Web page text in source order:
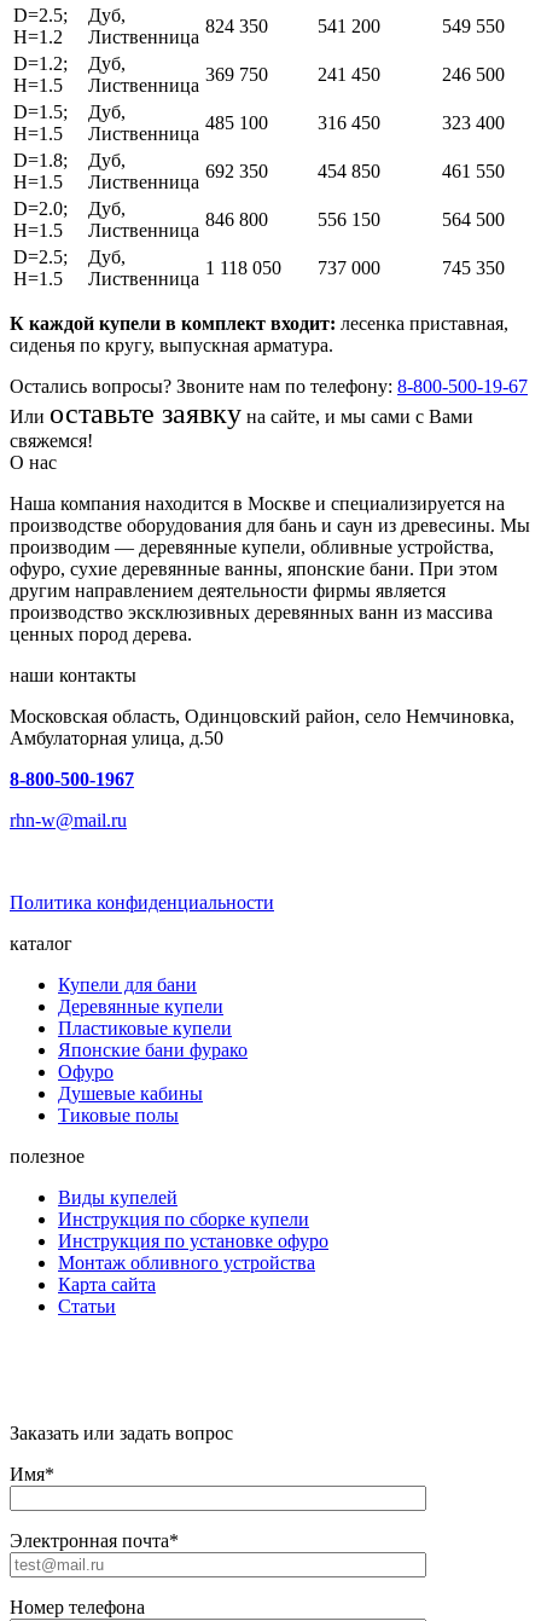
D=2.5;
H=1.2
Дуб,
Лиственница
824 350 541 200
549 550
D=1.2;
H=1.5
Дуб,
Лиственница
369 750 241 450
246 500
D=1.5;
H=1.5
Дуб,
Лиственница
485 100 316 450
323 400
D=1.8;
H=1.5
Дуб,
Лиственница
692 350 454 850
461 550
D=2.0;
H=1.5
Дуб,
Лиственница
846 800 556 150
564 500
D=2.5;
H=1.5
Дуб,
Лиственница
1 118 050 737 000 745 350
К каждой купели в комплект входит: лесенка приставная,
сиденья по кругу, выпускная арматура.
Остались вопросы? Звоните нам по телефону: 8-800-500-19-67
Или оставьте заявку на сайте, и мы сами с Вами
свяжемся!
О нас
Наша компания находится в Москве и специализируется на
производстве оборудования для бань и саун из древесины. Мы
производим — деревянные купели, обливные устройства,
офуро, сухие деревянные ванны, японские бани. При этом
другим направлением деятельности фирмы является
производство эксклюзивных деревянных ванн из массива
ценных пород дерева.
наши контакты
Московская область, Одинцовский район, село Немчиновка,
Амбулаторная улица, д.50
8-800-500-1967
rhn-w@mail.ru
Политика конфиденциальности
каталог
Купели для бани
Деревянные купели
Пластиковые купели
Японские бани фурако
Офуро
Душевые кабины
Тиковые полы
полезное
Виды купелей
Инструкция по сборке купели
Инструкция по установке офуро
Монтаж обливного устройства
Карта сайта
Статьи
Заказать или задать вопрос
Имя*
Электронная почта*
Номер телефона